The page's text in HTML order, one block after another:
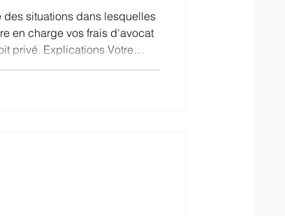
situations dans lesquelles
en charge vos frais d'avocat
privé. Explications Votre
des consignes illicites ou
impliquant la réalisation